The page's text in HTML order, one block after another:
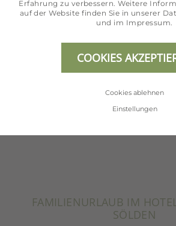
FAMILIENURLAUB IM
SÖLDEN
Erfahrung zu verbessern. Weitere
auf der Website finden Sie in unserer
und im Impressum
COOKIES
Cookies ablehnen
Einstellungen